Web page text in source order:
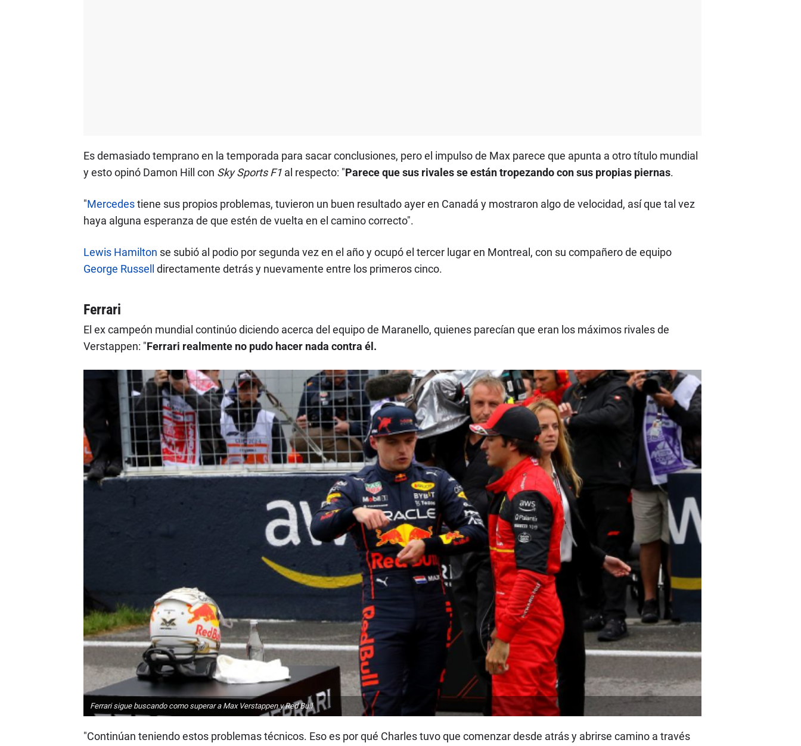
Es demasiado temprano en la temporada para sacar conclusiones, pero el impulso de Max parece que apunta a otro título mundial
y esto opinó Damon Hill con Sky Sports F1al respecto: "Parece que sus rivales se están tropezando con sus propias piernas.
"Mercedestiene sus propios problemas, tuvieron un buen resultado ayer en Canadá y mostraron algo de velocidad, así que tal vez
haya alguna esperanza de que estén de vuelta en el camino correcto".
Lewis Hamilton se subió al podio por segunda vez en el año y ocupó el tercer lugar en Montreal, con su compañero de equipo
George Russell
directamente detrás y nuevamente entre los primeros cinco.
Ferrari
El ex campeón mundial continúo diciendo acerca del equipo de Maranello, quienes parecían que eran los máximos rivales de
Verstappen: "Ferrari realmente no pudo hacer nada contra él.
Ferrari sigue buscando como superar a Max Verstappen y Red Bull
"Continúan teniendo estos problemas técnicos. Eso es por qué Charles tuvo que comenzar desde atrás y abrirse camino a través